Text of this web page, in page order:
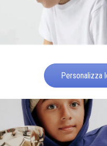
Personalizza